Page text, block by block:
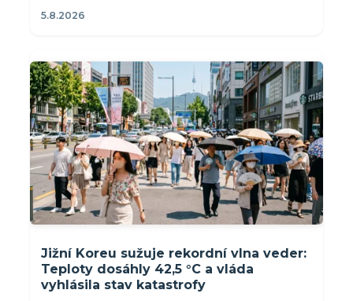
5.8.2026
Jižní Koreu sužuje rekordní vlna veder:
Teploty dosáhly 42,5 °C a vláda
vyhlásila stav katastrofy